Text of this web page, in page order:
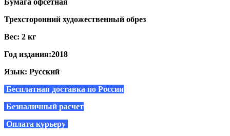
Трехсторонний художественный обрез
Вес: 2 кг
Год издания:2018
Язык: Русский
Бесплатная доставка по России
Безналичный расчет
Оплата курьеру